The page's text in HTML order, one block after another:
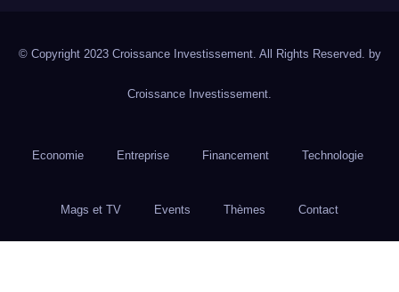
© Copyright 2023 Croissance Investissement. All Rights Reserved. by
Croissance Investissement.
Economie Entreprise Financement Technologie
Mags et TV Events Thèmes Contact